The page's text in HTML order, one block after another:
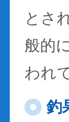
とさ
般的
われ
釣